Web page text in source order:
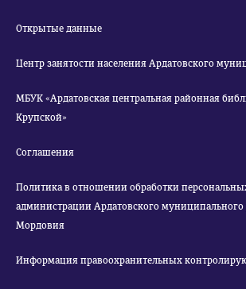
Открытые данные
Центр занятости населения Ардатовского
МБУК «Ардатовская центральная районная
Крупской»
Соглашения
Политика в отношении обработки
администрации Ардатовского муниципального
Мордовия
Информация правоохранительных